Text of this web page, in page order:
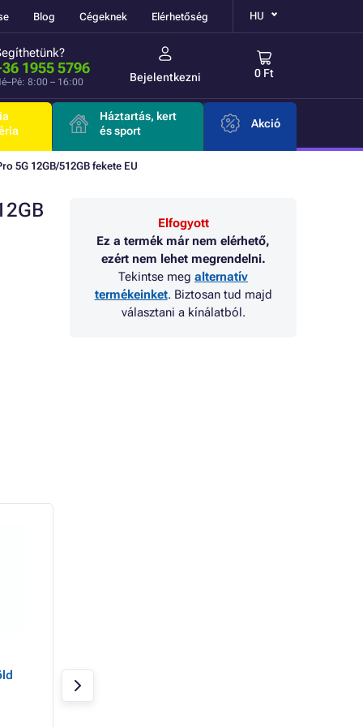
Blog Cégeknek Elérhetőség HU
1955 5796
8:00 – 16:00 Bejelentkezni 0 Ft
Háztartás, kert
és sport
Akció
5G 12GB/512GB fekete EU
Elfogyott
Ez a termék már nem elérhető,
ezért nem lehet megrendelni.
Tekintse meg alternatív
termékeinket. Biztosan tud majd
választani a kínálatból.
Ultramarin